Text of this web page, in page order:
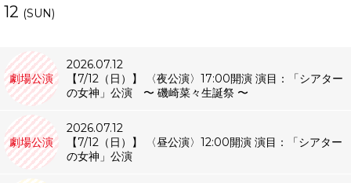
12 (SUN)
劇場公演
2026.07.12
【7/12（日）】 〈夜公演〉17:00開演 演目：「シアター
の女神」公演 〜 磯崎菜々生誕祭 〜
劇場公演
2026.07.12
【7/12（日）】 〈昼公演〉12:00開演 演目：「シアター
の女神」公演